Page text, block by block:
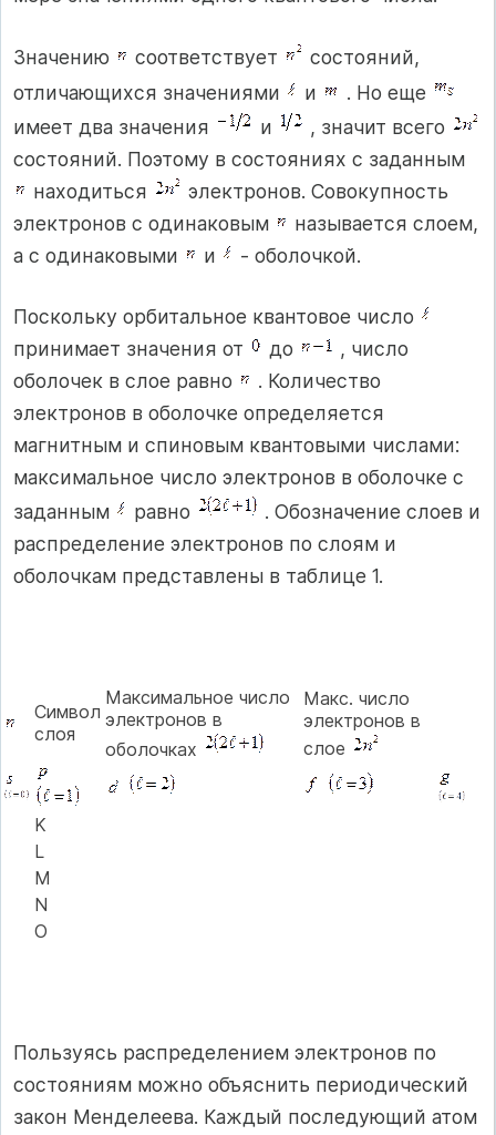
Значению соответствует
состояний,
отличающихся значениями
и
. Но еще
имеет два значения
и
, значит всего
состояний. Поэтому в состояниях с заданным
находиться
электронов. Совокупность
электронов с одинаковым
называется слоем,
а с одинаковыми
и - оболочкой.
Поскольку орбитальное квантовое число
принимает значения от
до
, число
оболочек в слое равно
. Количество
электронов в оболочке определяется
магнитным и спиновым квантовыми числами:
максимальное число электронов в оболочке с
заданным
равно
. Обозначение слоев и
распределение электронов по слоям и
оболочкам представлены в таблице 1.
Символ
слоя
Максимальное число
электронов в
оболочках
Макс. число
электронов в
слое
K
L
M
N
O
Пользуясь распределением электронов по
состояниям можно объяснить периодический
закон Менделеева. Каждый последующий атом